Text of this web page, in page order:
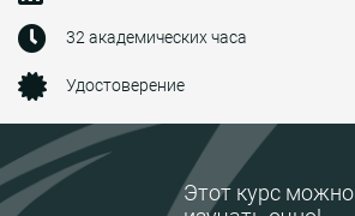
Этот курс можно
32 академических часа
Удостоверение